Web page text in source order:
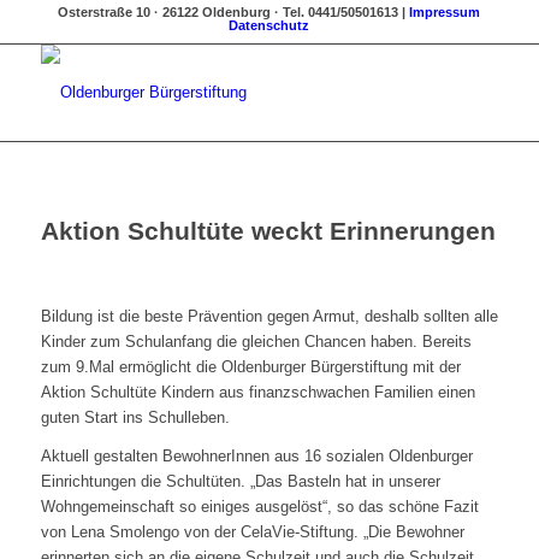
Osterstraße 10 · 26122 Oldenburg · Tel. 0441/50501613 |Impressum
Datenschutz
Aktion Schultüte weckt Erinnerungen
Bildung ist die beste Prävention gegen Armut, deshalb sollten alle
Kinder zum Schulanfang die gleichen Chancen haben. Bereits
zum 9.Mal ermöglicht die Oldenburger Bürgerstiftung mit der
Aktion Schultüte Kindern aus finanzschwachen Familien einen
guten Start ins Schulleben.
Aktuell gestalten BewohnerInnen aus 16 sozialen Oldenburger
Einrichtungen die Schultüten. „Das Basteln hat in unserer
Wohngemeinschaft so einiges ausgelöst“, so das schöne Fazit
von Lena Smolengo von der CelaVie-Stiftung. „Die Bewohner